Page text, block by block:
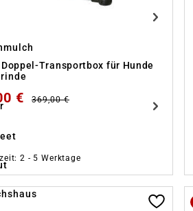
Doppel-Transportbox für Hunde
€ 369,00 €
2 - 5 Werktage